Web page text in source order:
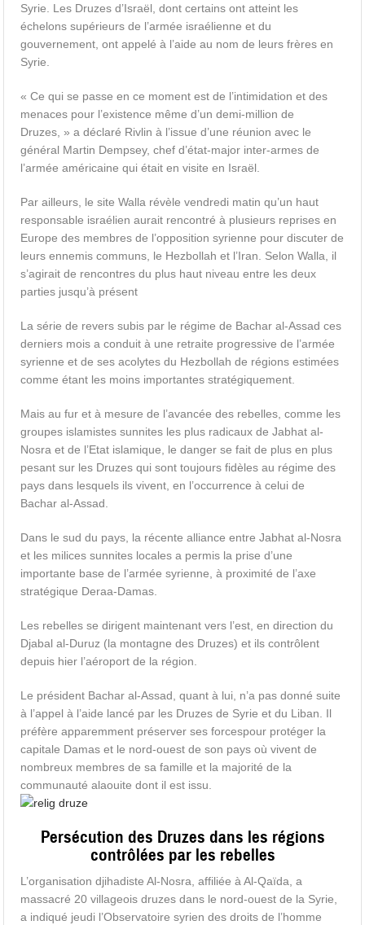
Syrie. Les Druzes d’Israël, dont certains ont atteint les
échelons supérieurs de l’armée israélienne et du
gouvernement, ont appelé à l’aide au nom de leurs frères en
Syrie.
« Ce qui se passe en ce moment est de l’intimidation et des
menaces pour l’existence même d’un demi-million de
Druzes, » a déclaré Rivlin à l’issue d’une réunion avec le
général Martin Dempsey, chef d’état-major inter-armes de
l’armée américaine qui était en visite en Israël.
Par ailleurs, le site Walla révèle vendredi matin qu’un haut
responsable israélien aurait rencontré à plusieurs reprises en
Europe des membres de l’opposition syrienne pour discuter de
leurs ennemis communs, le Hezbollah et l’Iran. Selon Walla, il
s’agirait de rencontres du plus haut niveau entre les deux
parties jusqu’à présent
La série de revers subis par le régime de Bachar al-Assad ces
derniers mois a conduit à une retraite progressive de l’armée
syrienne et de ses acolytes du Hezbollah de régions estimées
comme étant les moins importantes stratégiquement.
Mais au fur et à mesure de l’avancée des rebelles, comme les
groupes islamistes sunnites les plus radicaux de Jabhat al-
Nosra et de l’Etat islamique, le danger se fait de plus en plus
pesant sur les Druzes qui sont toujours fidèles au régime des
pays dans lesquels ils vivent, en l’occurrence à celui de
Bachar al-Assad.
Dans le sud du pays, la récente alliance entre Jabhat al-Nosra
et les milices sunnites locales a permis la prise d’une
importante base de l’armée syrienne, à proximité de l’axe
stratégique Deraa-Damas.
Les rebelles se dirigent maintenant vers l’est, en direction du
Djabal al-Duruz (la montagne des Druzes) et ils contrôlent
depuis hier l’aéroport de la région.
Le président Bachar al-Assad, quant à lui, n’a pas donné suite
à l’appel à l’aide lancé par les Druzes de Syrie et du Liban. Il
préfère apparemment préserver ses forcespour protéger la
capitale Damas et le nord-ouest de son pays où vivent de
nombreux membres de sa famille et la majorité de la
communauté alaouite dont il est issu.
Persécution des Druzes dans les régions
contrôlées par les rebelles
L’organisation djihadiste Al-Nosra, affiliée à Al-Qaïda, a
massacré 20 villageois druzes dans le nord-ouest de la Syrie,
a indiqué jeudi l’Observatoire syrien des droits de l’homme